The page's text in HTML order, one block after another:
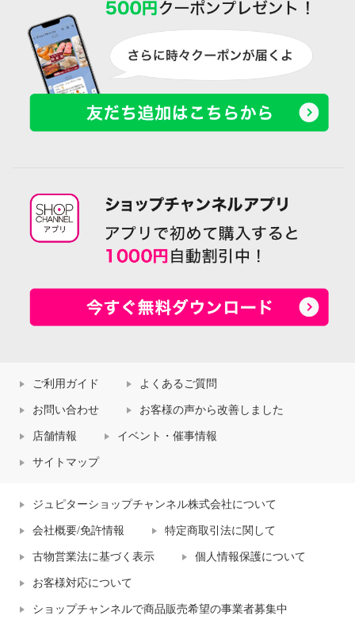
ご利用ガイド よくあるご質問
お問い合わせ お客様の声から改善しました
店舗情報 イベント・催事情報
サイトマップ
ジュピターショップチャンネル株式会社について
会社概要/免許情報 特定商取引法に関して
古物営業法に基づく表示 個人情報保護について
お客様対応について
ショップチャンネルで商品販売希望の事業者募集中